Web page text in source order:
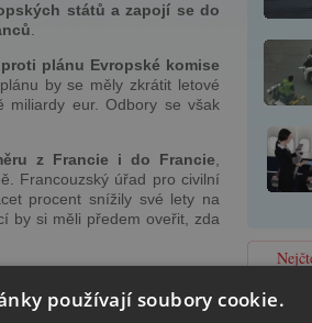
států a zapojí se do
proti plánu Evropské komise
by se měly zkrátit letové
miliardy eur. Odbory se však
z Francie i do Francie
Francouzský úřad pro civilní
procent snížily své lety na
by si měli předem oveřit, zda
Francii. Francouzská letecká
očekává hlavně na
společnost Lufthansa a
používají soubory cookie.